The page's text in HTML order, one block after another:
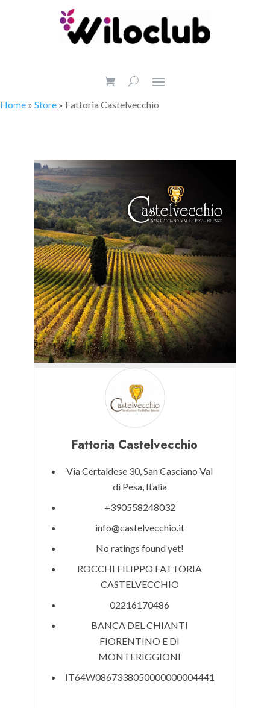
Home » Store » Fattoria Castelvecchio
Fattoria Castelvecchio
Via Certaldese 30,San Casciano Val
di Pesa, Italia
+390558248032
info@castelvecchio.it
No ratings found yet!
ROCCHI FILIPPO FATTORIA
CASTELVECCHIO
02216170486
BANCA DEL CHIANTI
FIORENTINO E DI
MONTERIGGIONI
IT64W0867338050000000004441